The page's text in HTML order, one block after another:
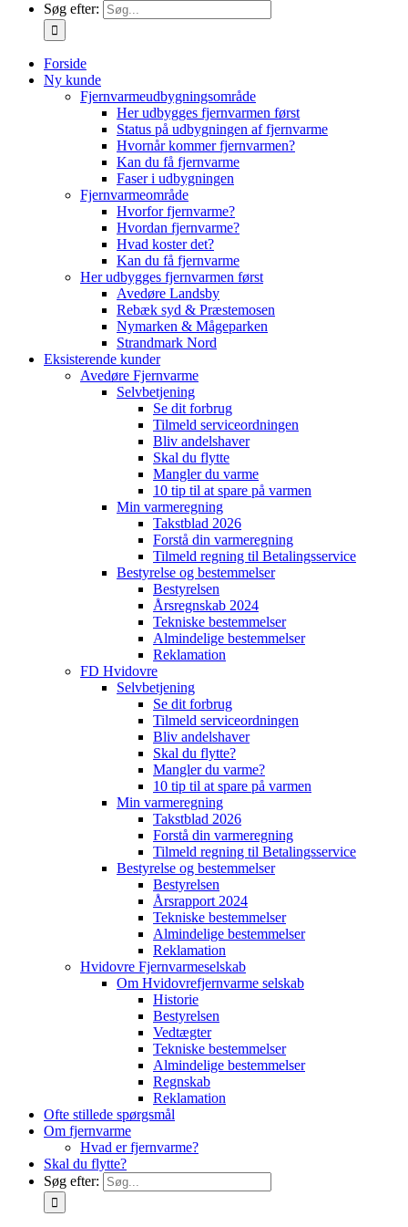
Søg efter:
Forside
Ny kunde
Fjernvarmeudbygningsområde
Her udbygges fjernvarmen først
Status på udbygningen af fjernvarme
Hvornår kommer fjernvarmen?
Kan du få fjernvarme
Faser i udbygningen
Fjernvarmeområde
Hvorfor fjernvarme?
Hvordan fjernvarme?
Hvad koster det?
Kan du få fjernvarme
Her udbygges fjernvarmen først
Avedøre Landsby
Rebæk syd & Præstemosen
Nymarken & Mågeparken
Strandmark Nord
Eksisterende kunder
Avedøre Fjernvarme
Selvbetjening
Se dit forbrug
Tilmeld serviceordningen
Bliv andelshaver
Skal du flytte
Mangler du varme
10 tip til at spare på varmen
Min varmeregning
Takstblad 2026
Forstå din varmeregning
Tilmeld regning til Betalingsservice
Bestyrelse og bestemmelser
Bestyrelsen
Årsregnskab 2024
Tekniske bestemmelser
Almindelige bestemmelser
Reklamation
FD Hvidovre
Selvbetjening
Se dit forbrug
Tilmeld serviceordningen
Bliv andelshaver
Skal du flytte?
Mangler du varme?
10 tip til at spare på varmen
Min varmeregning
Takstblad 2026
Forstå din varmeregning
Tilmeld regning til Betalingsservice
Bestyrelse og bestemmelser
Bestyrelsen
Årsrapport 2024
Tekniske bestemmelser
Almindelige bestemmelser
Reklamation
Hvidovre Fjernvarmeselskab
Om Hvidovrefjernvarme selskab
Historie
Bestyrelsen
Vedtægter
Tekniske bestemmelser
Almindelige bestemmelser
Regnskab
Reklamation
Ofte stillede spørgsmål
Om fjernvarme
Hvad er fjernvarme?
Skal du flytte?
Søg efter: